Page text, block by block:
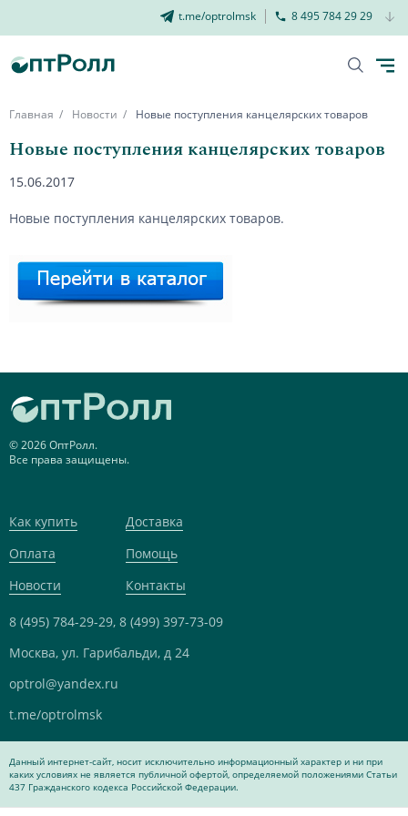
t.me/optrolmsk 8 495 784 29 29
Главная Новости Новые поступления канцелярских товаров
Новые поступления канцелярских товаров
15.06.2017
Новые поступления канцелярских товаров.
© 2026 ОптРолл.
Все права защищены.
Как купить
Доставка
Оплата
Помощь
Новости
Контакты
8 (495) 784-29-29, 8 (499) 397-73-09
Москва, ул. Гарибальди, д 24
optrol@yandex.ru
t.me/optrolmsk
Данный интернет-сайт, носит исключительно информационный характер и ни при
каких условиях не является публичной офертой, определяемой положениями Статьи
437 Гражданского кодекса Российской Федерации.